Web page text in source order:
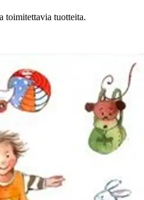
toimitettavia tuotteita.